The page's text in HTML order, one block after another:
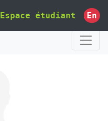
Espace étudiant En